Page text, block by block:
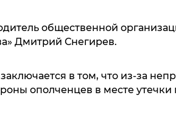
общественной
Дмитрий Снегирев.
в том, что из-за
ополченцев в месте утечки